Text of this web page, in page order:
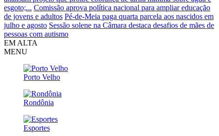
esgoto;... Comissão aprova política nacional para ampliar educação
de jovens e adultos Pé-de-Meia paga quarta parcela aos nascidos em
julho e agosto Sessão solene na Câmara destaca desafios de mães de
pessoas com autismo
EM ALTA
MENU
Porto Velho
Rondônia
Esportes